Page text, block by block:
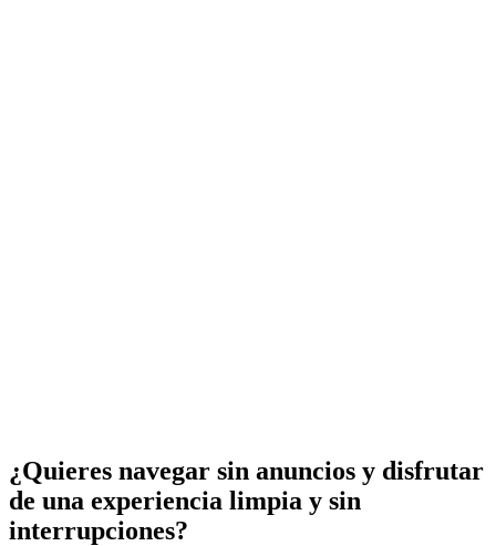
¿Quieres navegar sin anuncios y disfrutar
de una experiencia limpia y sin
interrupciones?